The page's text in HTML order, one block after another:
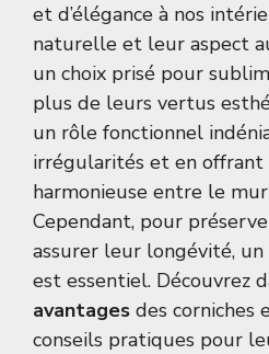
et d’élégance à nos
naturelle et leur aspect
un choix prisé pour
plus de leurs vertus
un rôle fonctionnel
irrégularités et en
harmonieuse entre le
Cependant, pour
assurer leur longévité,
est essentiel. Découvrez
avantages des corniches
conseils pratiques pour